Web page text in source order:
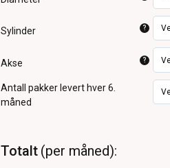
Sylinder ?
Akse ?
Antall pakker levert hver 6.
måned
Totalt per måned